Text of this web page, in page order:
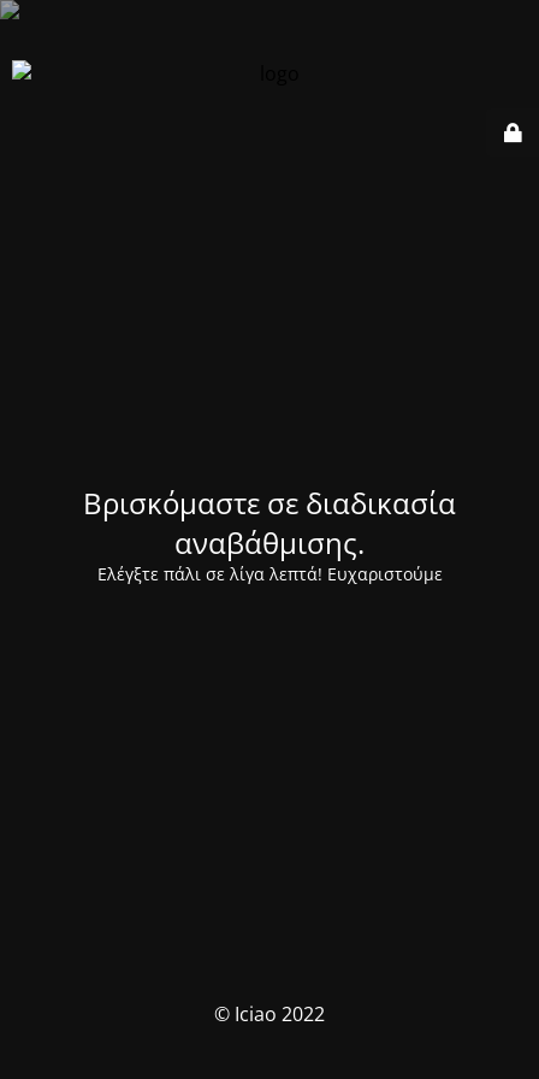
Βρισκόμαστε σε διαδικασία
αναβάθμισης.
Ελέγξτε πάλι σε λίγα λεπτά! Ευχαριστούμε
© Iciao 2022